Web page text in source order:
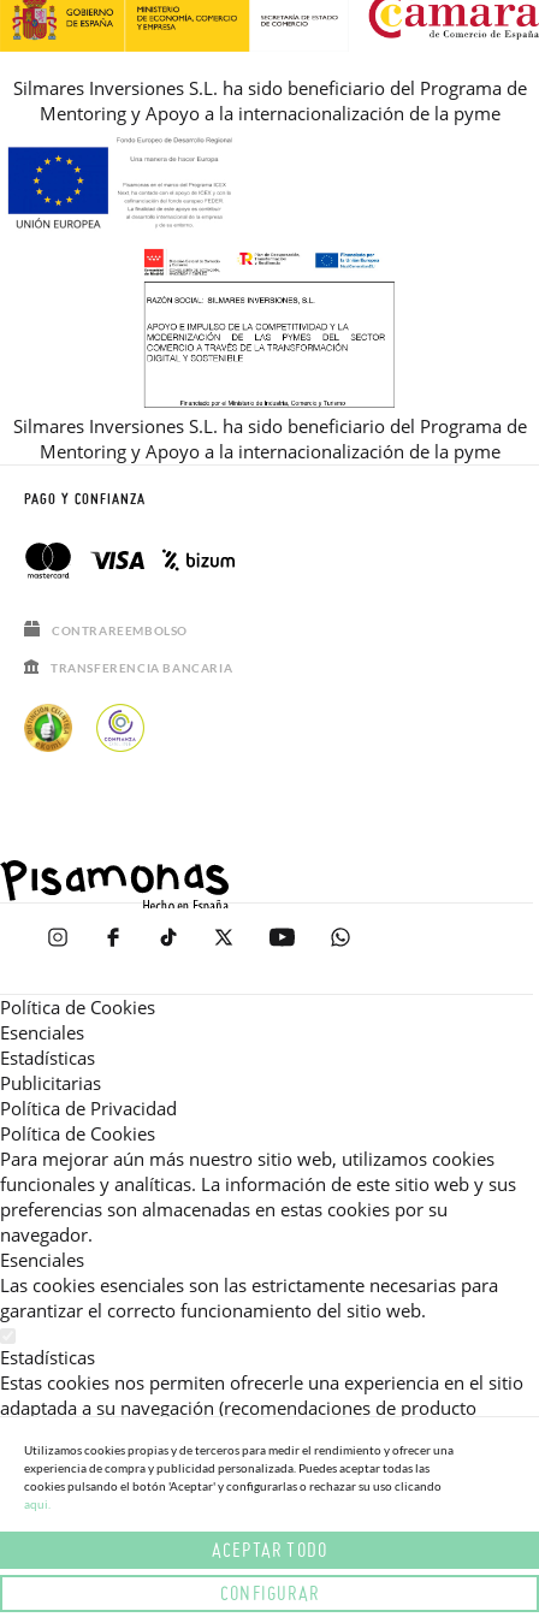
Silmares Inversiones S.L. ha sido beneficiario del Programa de
Mentoring y Apoyo a la internacionalización de la pyme
Silmares Inversiones S.L. ha sido beneficiario del Programa de
Mentoring y Apoyo a la internacionalización de la pyme
PAGO Y CONFIANZA
CONTRAREEMBOLSO
TRANSFERENCIA BANCARIA
Política de Cookies
Esenciales
Estadísticas
Publicitarias
Política de Privacidad
Política de Cookies
Para mejorar aún más nuestro sitio web, utilizamos cookies
funcionales y analíticas. La información de este sitio web y sus
preferencias son almacenadas en estas cookies por su
navegador.
Esenciales
Las cookies esenciales son las estrictamente necesarias para
garantizar el correcto funcionamiento del sitio web.
Estadísticas
Estas cookies nos permiten ofrecerle una experiencia en el sitio
adaptada a su navegación (recomendaciones de producto
consultadas, etc).Al activar esta cookie, nos ayuda a mejorar aún
más su experiencia.
Publicitarias
Estas cookies permiten a nuestros socios publicitarios enviarle
mensajes específicos y personalizados.
Utilizamos cookies propias y de terceros para medir el rendimiento y ofrecer una
experiencia de compra y publicidad personalizada. Puedes aceptar todas las
cookies pulsando el botón 'Aceptar' y configurarlas o rechazar su uso clicando
aqui.
ACEPTAR TODO
CONFIGURAR